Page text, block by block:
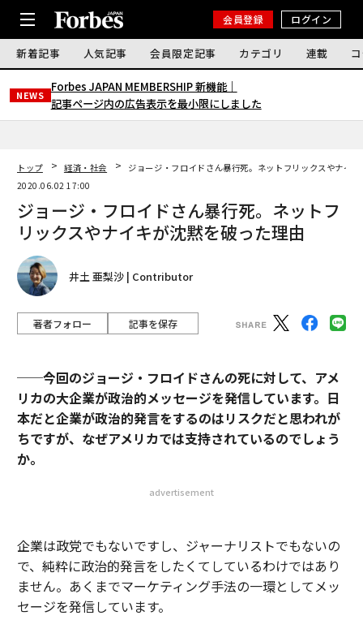
会員登録 ログイン
新着記事 人気記事 会員限定記事 カテゴリ 連載
NEWS
Forbes JAPAN MEMBERSHIP 新機能｜
記事ページ内の広告表示を最小限にしました
トップ 経済・社会
ジョージ・フロイドさん暴行死。ネットフリックスやナイ
2020.06.02 17:00
ジョージ・フロイドさん暴行死。ネットフ
リックスやナイキが沈黙を破った理由
井土 亜梨沙 | Contributor
著者フォロー 記事を保存
──今回のジョージ・フロイドさんの死に対して、アメ
リカの大企業が政治的メッセージを発信しています。日
本だと企業が政治的発言をするのはリスクだと思われが
ちですが、なぜアメリカでは支持されているのでしょう
か。
advertisement
企業は政党でもないですし、ジャーナリストでもないの
で、純粋に政治的発言をしたくてしているわけではあり
ません。あくまでマーケティング手法の一環としてメッ
セージを発信しています。